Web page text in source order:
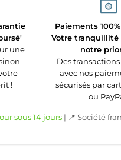
une
!
Paiements
Votre tranquillité
notre
Des
avec nos
sécurisés par
ou
sous 14 jours | 📍 Société